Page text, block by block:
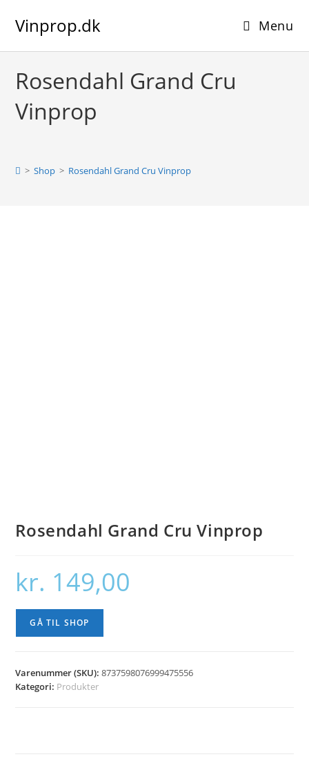
Vinprop.dk Menu
Rosendahl Grand Cru
Vinprop
> Shop > Rosendahl Grand Cru Vinprop
Rosendahl Grand Cru Vinprop
kr. 149,00
GÅ TIL SHOP
Varenummer (SKU):8737598076999475556
Kategori: Produkter